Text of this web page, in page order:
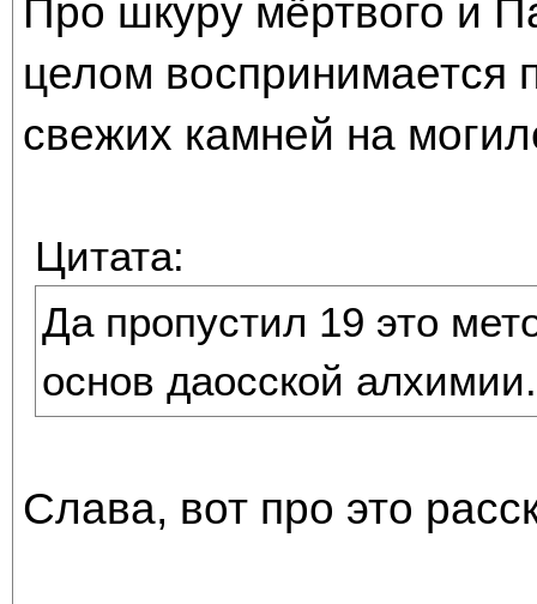
Про шкуру мёртвого и
целом воспринимается
свежих камней на
Цитата:
Да пропустил 19 это
основ даосской алхимии.
Слава, вот про это